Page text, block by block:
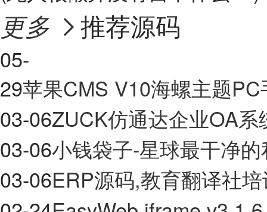
更多  推荐源码
05-
29苹果CMS V10海螺主题
03-06ZUCK仿通达企业OA系
03-06小钱袋子-星球最干净
03-06ERP源码,教育翻译社